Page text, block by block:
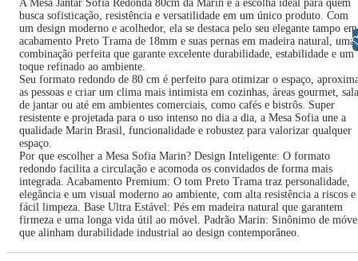
A Mesa Jantar Sofia Redonda 80cm da Marin é a escolha ideal para quem
busca sofisticação, resistência e versatilidade em um único produto. Com
um design moderno e acolhedor, ela se destaca pelo seu elegante tampo em
acabamento Preto Trama de 18mm e suas pernas em madeira natural, uma
combinação perfeita que garante excelente durabilidade, estabilidade e um
toque refinado ao ambiente.
Seu formato redondo de 80 cm é perfeito para otimizar o espaço,
as pessoas e criar um clima mais intimista em cozinhas, áreas gourmet,
de jantar ou até em ambientes comerciais, como cafés e bistrôs. Super
resistente e projetada para o uso intenso no dia a dia, a Mesa Sofia une a
qualidade Marin Brasil, funcionalidade e robustez para valorizar qualquer
espaço.
Por que escolher a Mesa Sofia Marin? Design Inteligente: O formato
redondo facilita a circulação e acomoda os convidados de forma mais
integrada. Acabamento Premium: O tom Preto Trama traz personalidade,
elegância e um visual moderno ao ambiente, com alta resistência a riscos e
fácil limpeza. Base Ultra Estável: Pés em madeira natural que garantem
firmeza e uma longa vida útil ao móvel. Padrão Marin: Sinônimo de
que alinham durabilidade industrial ao design contemporâneo.
Libras